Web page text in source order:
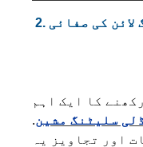
2. سٹینلیس سٹیل کنڈلی سلیٹنگ لائن کی صفائی
کا ایک اہم
سلیٹنگ مشین.
اور تجاویز یہ